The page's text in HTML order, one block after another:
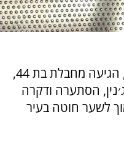
הערב מעט אחרי השעה 21:05, הגיעה מחבלת בת 44,
הסתערה ודקרה
לשער חוטה בעיר